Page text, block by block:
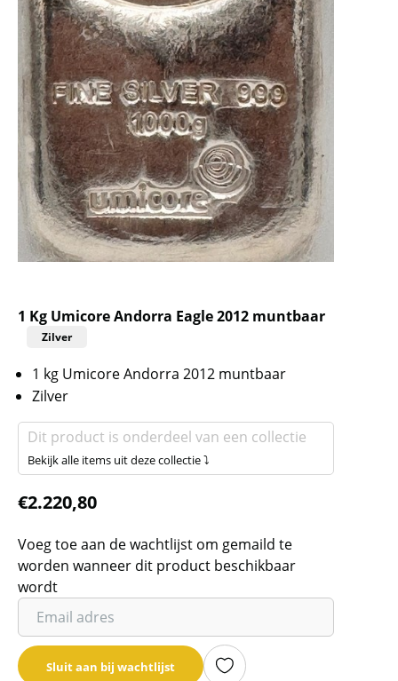
1 Kg Umicore Andorra Eagle 2012 muntbaar
Zilver
1 kg Umicore Andorra 2012 muntbaar
Zilver
Dit product is onderdeel van een collectie
Bekijk alle items uit deze collectie ⤵
€2.220,80
Voeg toe aan de wachtlijst om gemaild te
worden wanneer dit product beschikbaar
wordt
Vul
je
email
adresSluit aan bij wachtlijst